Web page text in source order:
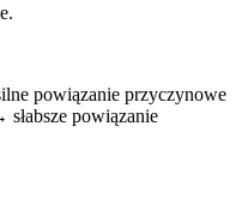
powiązanie przyczynowe
powiązanie